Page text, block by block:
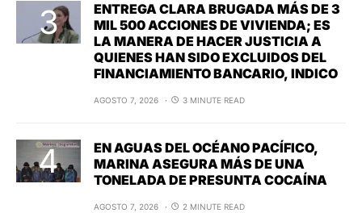
ENTREGA CLARA BRUGADA MÁS DE 3
MIL 500 ACCIONES DE VIVIENDA; ES
LA MANERA DE HACER JUSTICIA A
QUIENES HAN SIDO EXCLUIDOS DEL
FINANCIAMIENTO BANCARIO, INDICO
AGOSTO 7, 2026 3 MINUTE READ
EN AGUAS DEL OCÉANO PACÍFICO,
MARINA ASEGURA MÁS DE UNA
TONELADA DE PRESUNTA COCAÍNA
AGOSTO 7, 2026 2 MINUTE READ